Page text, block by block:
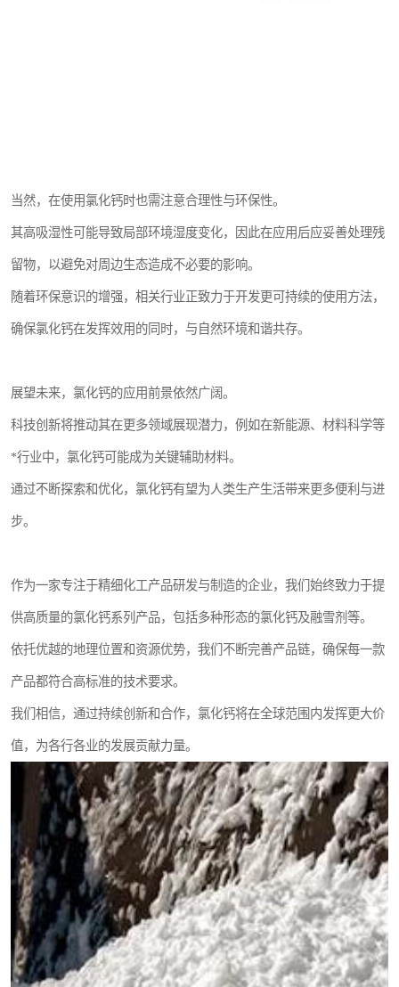
当然，在使用氯化钙时也需注意合理性与环保性。
其高吸湿性可能导致局部环境湿度变化，因此在应用后应妥善处理残
留物，以避免对周边生态造成不必要的影响。
随着环保意识的增强，相关行业正致力于开发更可持续的使用方法，
确保氯化钙在发挥效用的同时，与自然环境和谐共存。
展望未来，氯化钙的应用前景依然广阔。
科技创新将推动其在更多领域展现潜力，例如在新能源、材料科学等
*行业中，氯化钙可能成为关键辅助材料。
通过不断探索和优化，氯化钙有望为人类生产生活带来更多便利与进
步。
作为一家专注于精细化工产品研发与制造的企业，我们始终致力于提
供高质量的氯化钙系列产品，包括多种形态的氯化钙及融雪剂等。
依托优越的地理位置和资源优势，我们不断完善产品链，确保每一款
产品都符合高标准的技术要求。
我们相信，通过持续创新和合作，氯化钙将在全球范围内发挥更大价
值，为各行各业的发展贡献力量。